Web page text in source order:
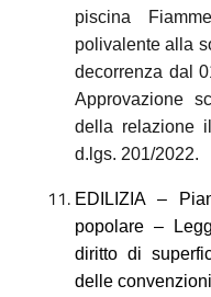
piscina
polivalente alla
decorrenza dal
Approvazione
della relazione
d.lgs. 201/2022.
EDILIZIA –
popolare –
diritto di
delle